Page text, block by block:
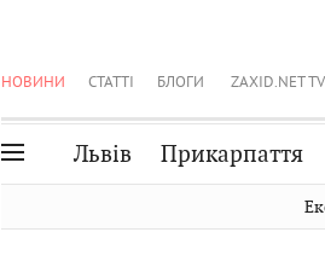
НОВИНИ СТАТТІ БЛОГИ ZAXID.NET TV
Львів Прикарпаття